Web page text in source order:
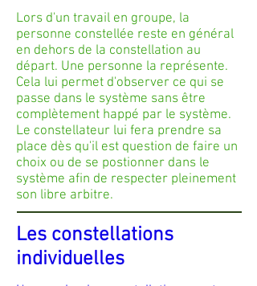
Lors d'un travail en groupe, la
personne constellée reste en général
en dehors de la constellation au
départ. Une personne la représente.
Cela lui permet d'observer ce qui se
passe dans le système sans être
complètement happé par le système.
Le constellateur lui fera prendre sa
place dès qu'il est question de faire un
choix ou de se postionner dans le
système afin de respecter pleinement
son libre arbitre.
Les constellations
individuelles